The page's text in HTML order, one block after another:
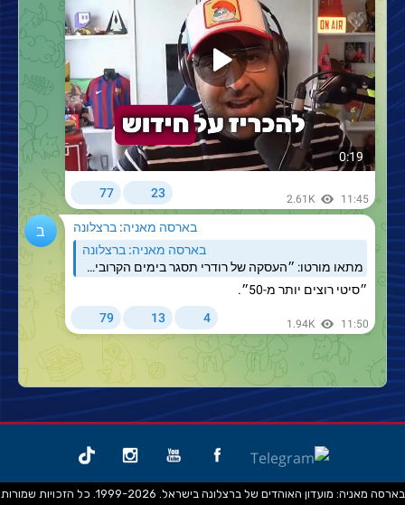
בארסה מאניה: מועדון האוהדים של ברצלונה בישראל. 1999-2026. כל הזכויות שמורות